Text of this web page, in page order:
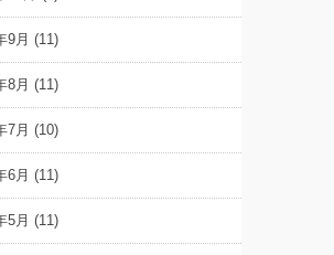
9月 (11)
8月 (11)
7月 (10)
6月 (11)
5月 (11)